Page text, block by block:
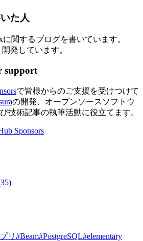
た人
関するブログを書いています。
発しています。
support
で皆様からのご支援を受けつけて
の開発、オープンソースソフトウ
技術記事の執筆活動に役立てます。
Sponsors
リ #Beam#PostgreSQL#elementary